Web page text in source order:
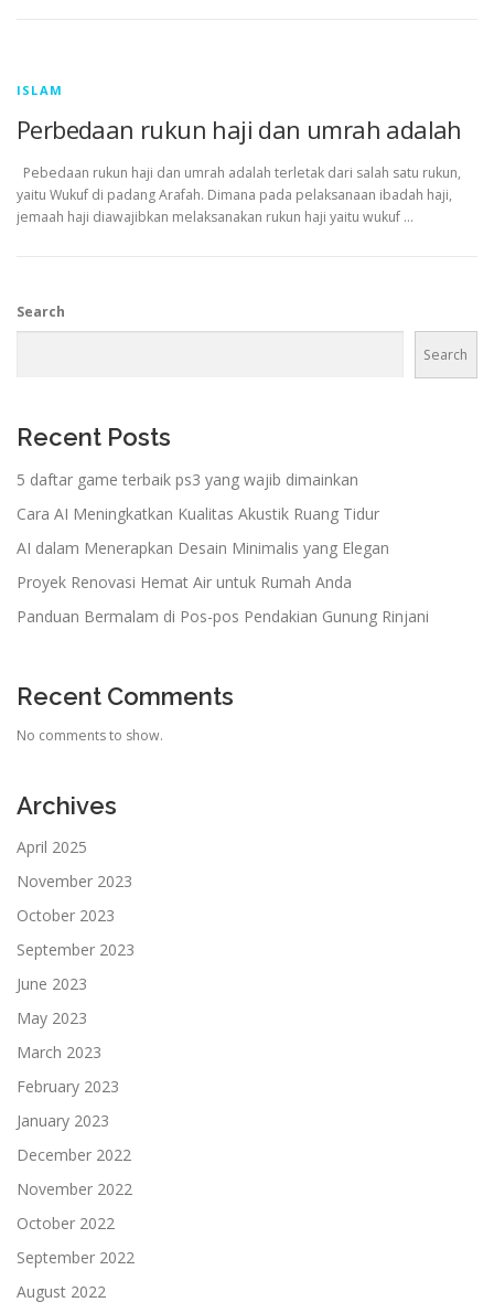
ISLAM
Perbedaan rukun haji dan umrah adalah
Pebedaan rukun haji dan umrah adalah terletak dari salah satu rukun,
yaitu Wukuf di padang Arafah. Dimana pada pelaksanaan ibadah haji,
jemaah haji diawajibkan melaksanakan rukun haji yaitu wukuf …
Search
Search
Recent Posts
5 daftar game terbaik ps3 yang wajib dimainkan
Cara AI Meningkatkan Kualitas Akustik Ruang Tidur
AI dalam Menerapkan Desain Minimalis yang Elegan
Proyek Renovasi Hemat Air untuk Rumah Anda
Panduan Bermalam di Pos-pos Pendakian Gunung Rinjani
Recent Comments
No comments to show.
Archives
April 2025
November 2023
October 2023
September 2023
June 2023
May 2023
March 2023
February 2023
January 2023
December 2022
November 2022
October 2022
September 2022
August 2022